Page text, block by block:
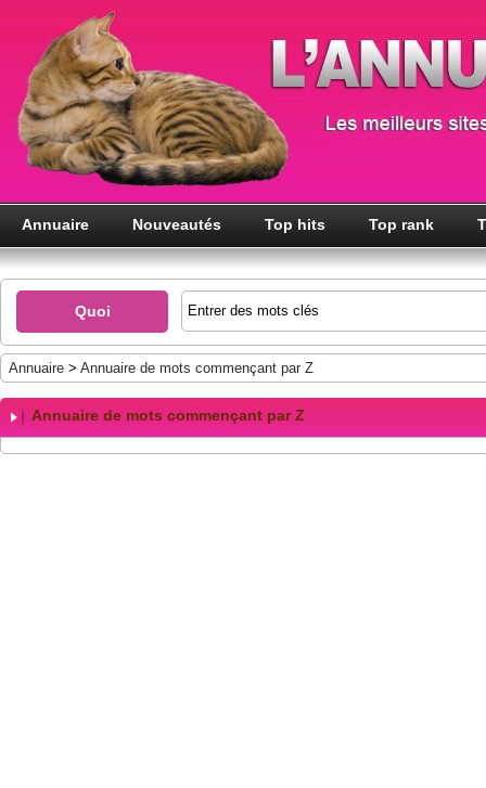
Annuaire Nouveautés Top hits Top rank
Quoi
Annuaire > Annuaire de mots commençant par Z
Annuaire de mots commençant par Z